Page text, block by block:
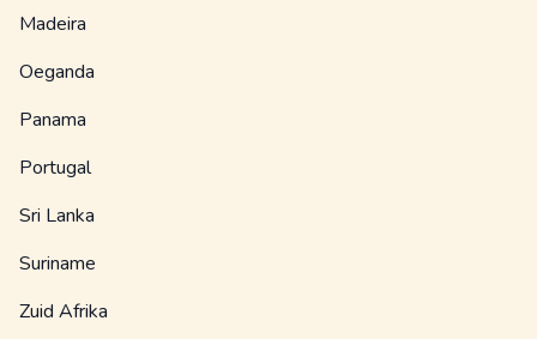
Madeira
Oeganda
Panama
Portugal
Sri Lanka
Suriname
Zuid Afrika